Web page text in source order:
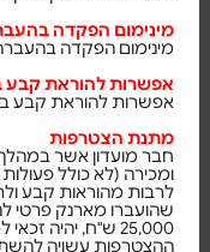
מינימום הפקדה
מינימום הפקדה בהעברה בנקאית -
אפשרות להוראת קבע
אפשרות להוראת קבע
מתנת הצטרפות
חבר מועדון אשר
ומכירה (לא כולל
לרבות מהוראות קבע
שהועברו מארנק פרטי
25,000 ש"ח, יהיה
ההצטרפות עשויה